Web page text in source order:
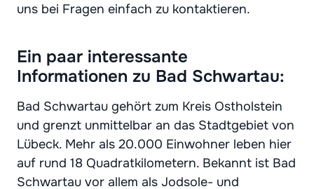
uns bei Fragen einfach zu kontaktieren.
Ein paar interessante
Informationen zu Bad Schwartau:
Bad Schwartau gehört zum Kreis Ostholstein
und grenzt unmittelbar an das Stadtgebiet von
Lübeck. Mehr als 20.000 Einwohner leben hier
auf rund 18 Quadratkilometern. Bekannt ist Bad
Schwartau vor allem als Jodsole- und